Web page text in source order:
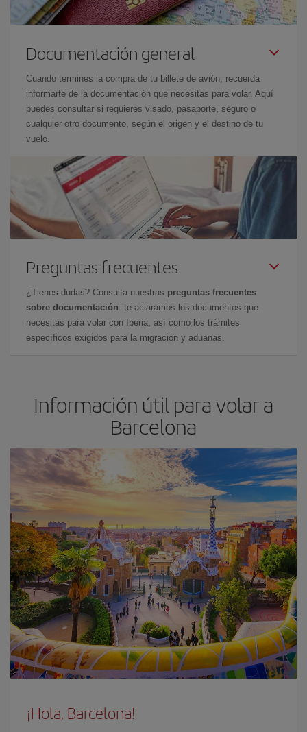
Documentación general
Cuando termines la compra de tu billete de avión, recuerda
informarte de la documentación que necesitas para volar. Aquí
puedes consultar si requieres visado, pasaporte, seguro o
cualquier otro documento, según el origen y el destino de tu
vuelo.
Preguntas frecuentes
¿Tienes dudas? Consulta nuestras preguntas frecuentes
sobre documentación: te aclaramos los documentos que
necesitas para volar con Iberia, así como los trámites
específicos exigidos para la migración y aduanas.
Información útil para volar a
Barcelona
¡Hola, Barcelona!